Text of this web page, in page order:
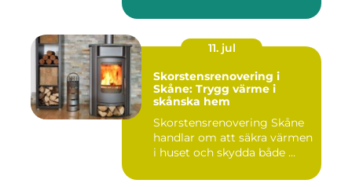
11. jul
Skorstensrenovering i
Skåne: Trygg värme i
skånska hem
Skorstensrenovering Skåne
handlar om att säkra värmen
i huset och skydda både ...